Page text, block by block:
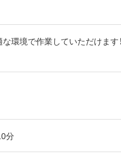
環境で作業していただけます！
分